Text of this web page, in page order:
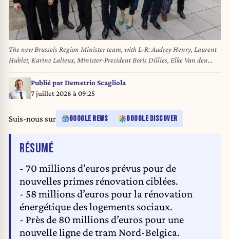
The new Brussels Region Minister team, with L-R: Audrey Henry, Laurent
Hublet, Karine Lalieux, Minister-President Boris Dillies, Elke Van den
Brandt, Ahmed Laaouej, Ans Persoons and Dirk De Smedt poses for the
photographer after the oath ceremony at a plenary session of the Brussels
parliament in Brussels, Saturday 14 February 2026. The new Brussels
Lalieux, Minister-President Boris Dillies, Elke Van den Brandt, Ahmed
Laaouej, Ans Persoons and Dirk De Smedt poses for the photographer after
The MR, PS, and Les Engages on the French-speaking side, along with
Groen, Anders, Vooruit, and CD&V on the Flemish side, agreed on
days. BELGA PHOTO NICOLAS MAETERLINCK
Publié parDemetrio Scagliola
7 juillet 2026 à 09:25
Suis-nous sur GOOGLE NEWS GOOGLE DISCOVER
RÉSUMÉDE L'ARTICLE
- 70 millions d’euros prévus pour de
nouvelles primes rénovation ciblées.
- 58 millions d’euros pour la rénovation
énergétique des logements sociaux.
- Près de 80 millions d’euros pour une
nouvelle ligne de tram Nord-Belgica.